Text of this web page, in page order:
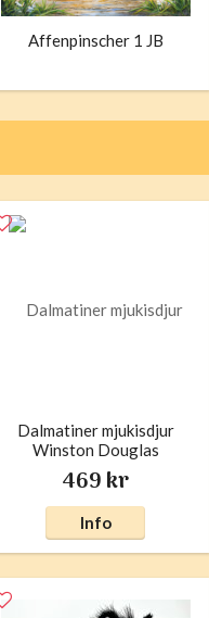
Affenpinscher 1 JB
Dalmatiner mjukisdjur
Winston Douglas
469 kr
Info